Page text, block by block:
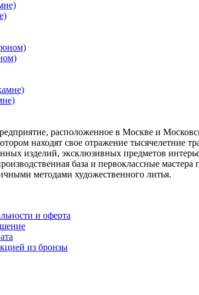
расположенное в Москве и
находят свое отражение
изделий, эксклюзивных предметов
база и первоклассные
методами художественного литья.
и оферта
из бронзы